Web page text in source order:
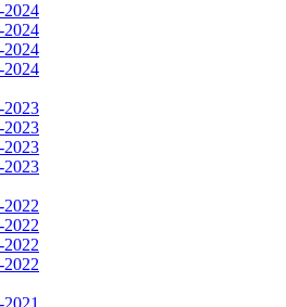
2024
2024
2024
2024
2023
2023
2023
2023
2022
2022
2022
2022